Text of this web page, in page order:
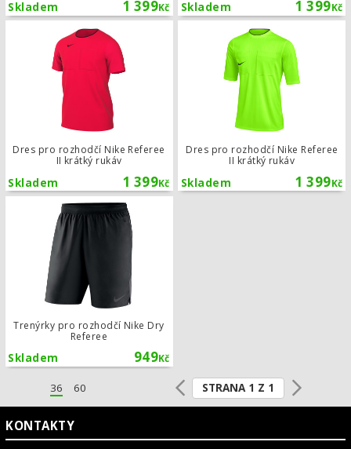
1 399Kč
Skladem 1 399Kč
Skladem
Dres pro rozhodčí Nike Referee
II krátký rukáv
1 399Kč
Skladem
Dres pro rozhodčí Nike Referee II
Dres pro rozhodčí Nike Referee
II krátký rukáv
1 399Kč
Skladem
Trenýrky pro rozhodčí Nike Dry
Referee
949Kč
Skladem
36 60 STRANA 1 Z 1
KONTAKTY